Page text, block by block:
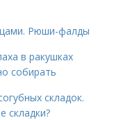
Рюши-фалды
в ракушках
собирать
складок.
складки?